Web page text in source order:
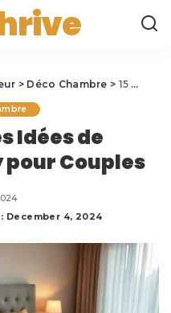
> Déco Chambre > 15 Meilleures Idées de Chambres Cozy pour Couples
Idées de
pour Couples
December 4, 2024